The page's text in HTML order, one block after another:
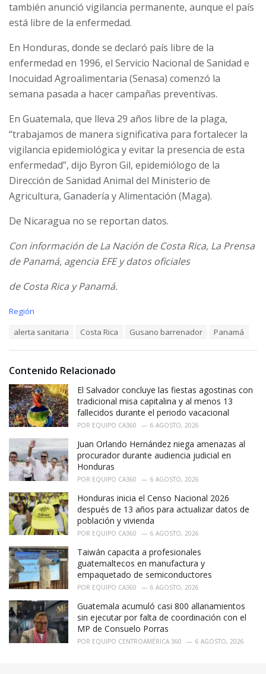
también anunció vigilancia permanente, aunque el país
está libre de la enfermedad.
En Honduras, donde se declaró país libre de la
enfermedad en 1996, el Servicio Nacional de Sanidad e
Inocuidad Agroalimentaria (Senasa) comenzó la
semana pasada a hacer campañas preventivas.
En Guatemala, que lleva 29 años libre de la plaga,
“trabajamos de manera significativa para fortalecer la
vigilancia epidemiológica y evitar la presencia de esta
enfermedad”, dijo Byron Gil, epidemiólogo de la
Dirección de Sanidad Animal del Ministerio de
Agricultura, Ganadería y Alimentación (Maga).
De Nicaragua no se reportan datos.
Con información de La Nación de Costa Rica, La Prensa
de Panamá, agencia EFE y datos oficiales
de Costa Rica y Panamá.
C
r
i
e
s
:
Región
:
alerta sanitaria Costa Rica Gusano barrenador Panamá
Contenido Relacionado
El Salvador concluye las fiestas agostinas con
tradicional misa capitalina y al menos 13
fallecidos durante el periodo vacacional
POR EQUIPO CA360 6 AGOSTO, 2026
Juan Orlando Hernández niega amenazas al
procurador durante audiencia judicial en
Honduras
POR EQUIPO CA360 6 AGOSTO, 2026
Honduras inicia el Censo Nacional 2026
después de 13 años para actualizar datos de
población y vivienda
POR EQUIPO CA360 6 AGOSTO, 2026
Taiwán capacita a profesionales
guatemaltecos en manufactura y
empaquetado de semiconductores
POR EQUIPO CA360 6 AGOSTO, 2026
Guatemala acumuló casi 800 allanamientos
sin ejecutar por falta de coordinación con el
MP de Consuelo Porras
POR EQUIPO CENTROAMÉRICA 360 6 AGOSTO, 2026